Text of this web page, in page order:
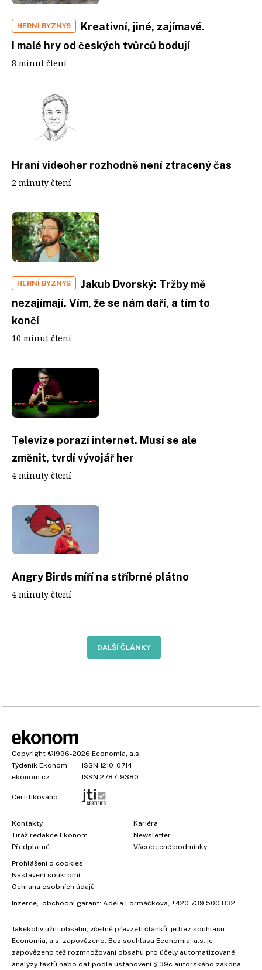
HERNÍ BYZNYS
Kreativní, jiné, zajímavé.
I malé hry od českých tvůrců bodují
8 minut čtení
Hraní videoher rozhodně není ztracený čas
2 minuty čtení
HERNÍ BYZNYS
Jakub Dvorský: Tržby mě
nezajímají. Vím, že se nám daří, a tím to
končí
10 minut čtení
Televize porazí internet. Musí se ale
změnit, tvrdí vývojář her
4 minuty čtení
Angry Birds míří na stříbrné plátno
4 minuty čtení
DALŠÍ ČLÁNKY
Copyright ©1996-2026 Economia, a.s.
Týdeník Ekonom
ISSN 1210-0714
ekonom.cz
ISSN 2787-9380
Certifikováno:
Kontakty
Tiráž redakce Ekonom
Předplatné
Kariéra
Newsletter
Všeobecné podmínky
Prohlášení o cookies
Nastavení soukromí
Ochrana osobních údajů
Inzerce, obchodní garant: Adéla Formáčková, +420 739 500 832
Jakékoliv užití obsahu, včetně převzetí článků, je bez souhlasu
Economia, a.s. zapovězeno. Bez souhlasu Economia, a.s. je
zapovězeno též rozmnožování obsahu pro účely automatizované
analýzy textů nebo dat podle ustanovení § 39c autorského zákona.